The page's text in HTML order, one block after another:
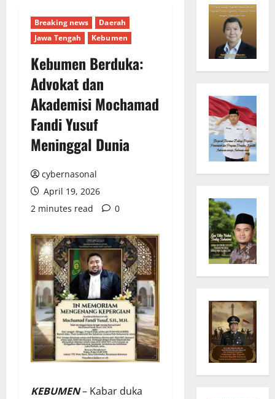
Breaking news
Daerah
Jawa Tengah
Kebumen
Kebumen Berduka:
Advokat dan
Akademisi Mochamad
Fandi Yusuf
Meninggal Dunia
cybernasonal
April 19, 2026
2 minutes read
0
KEBUMEN– Kabar duka